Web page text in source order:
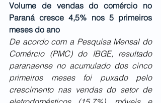
Volume de vendas do comércio no
Paraná cresce 4,5% nos 5 primeiros
meses do ano
De acordo com a Pesquisa Mensal do
Comércio (PMC) do IBGE, resultado
paranaense no acumulado dos cinco
primeiros meses foi puxado pelo
crescimento nas vendas do setor de